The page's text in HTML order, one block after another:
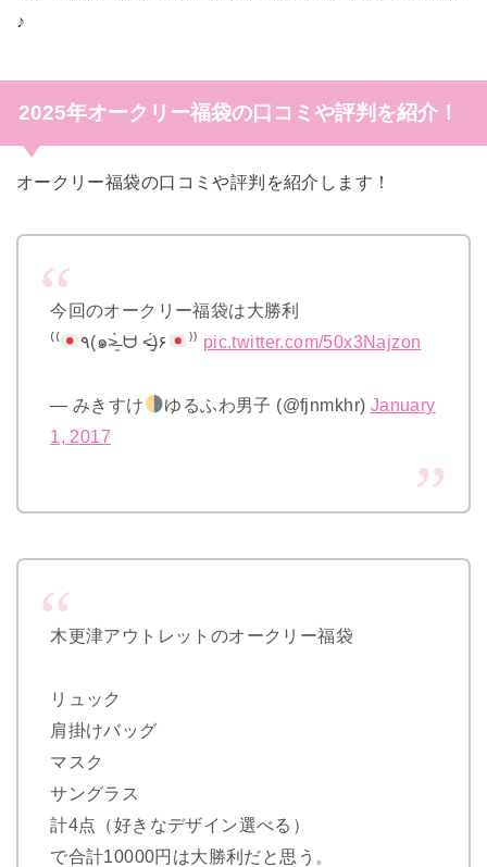
♪
2025年オークリー福袋の口コミや評判を紹介！
オークリー福袋の口コミや評判を紹介します！
今回のオークリー福袋は大勝利
⁽⁽
٩(๑˃̶͈̀ ᗨ ˂̶͈́)۶ ⁾⁾ pic.twitter.com/50x3Najzon
— みきすけ ゆるふわ男子 (@fjnmkhr) January
1, 2017
木更津アウトレットのオークリー福袋
リュック
肩掛けバッグ
マスク
サングラス
計4点（好きなデザイン選べる）
で合計10000円は大勝利だと思う。